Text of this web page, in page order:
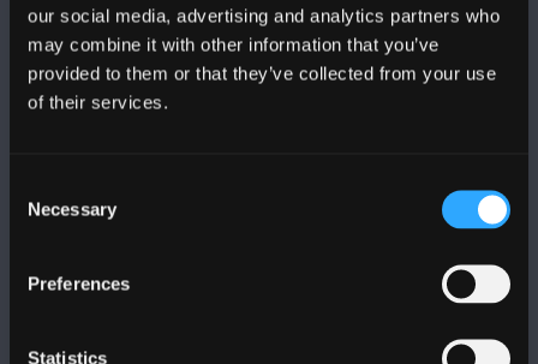
our social media, advertising and analytics partners who
may combine it with other information that you’ve
provided to them or that they’ve collected from your use
of their services.
Selection
Necessary
Preferences
Statistics
DILYNWCH NI
+44 (0)1248 351151